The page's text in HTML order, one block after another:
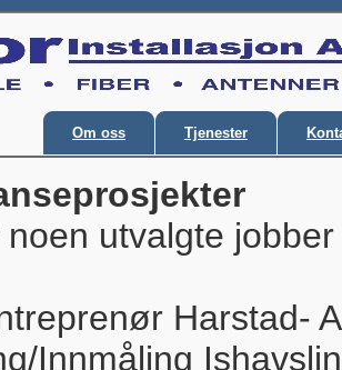
Om oss Tjenester
noen utvalgte
Harstad-
Innmåling